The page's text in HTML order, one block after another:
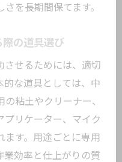
を長期間保てます。
際の道具選び
させるためには、適切
的な道具としては、中
粘土やクリーナー、
プリケーター、マイク
ます。用途ごとに専用
業効率と仕上がりの質